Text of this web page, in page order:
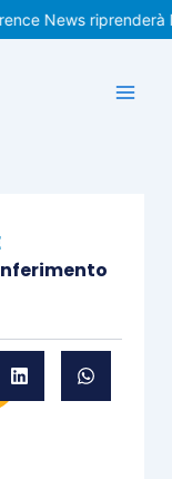
News riprenderà le